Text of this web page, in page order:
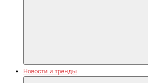
Новости и тренды